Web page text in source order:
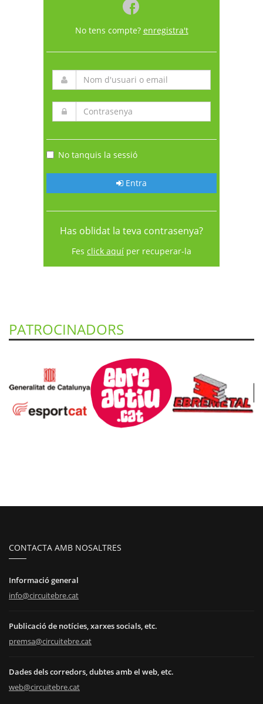
No tens compte? enregistra't
No tanquis la sessió
Entra
Has oblidat la teva contrasenya?
Fes click aquí per recuperar-la
PATROCINADORS
CONTACTA AMB NOSALTRES
Informació general
info@circuitebre.cat
Publicació de notícies, xarxes socials, etc.
premsa@circuitebre.cat
Dades dels corredors, dubtes amb el web, etc.
web@circuitebre.cat